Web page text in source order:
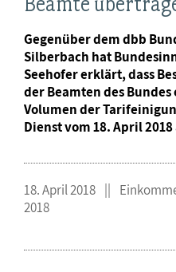
Gegenüber dem dbb
Silberbach hat
Seehofer erklärt, dass
der Beamten des
Volumen der
Dienst vom 18. April
18. April 2018
2018